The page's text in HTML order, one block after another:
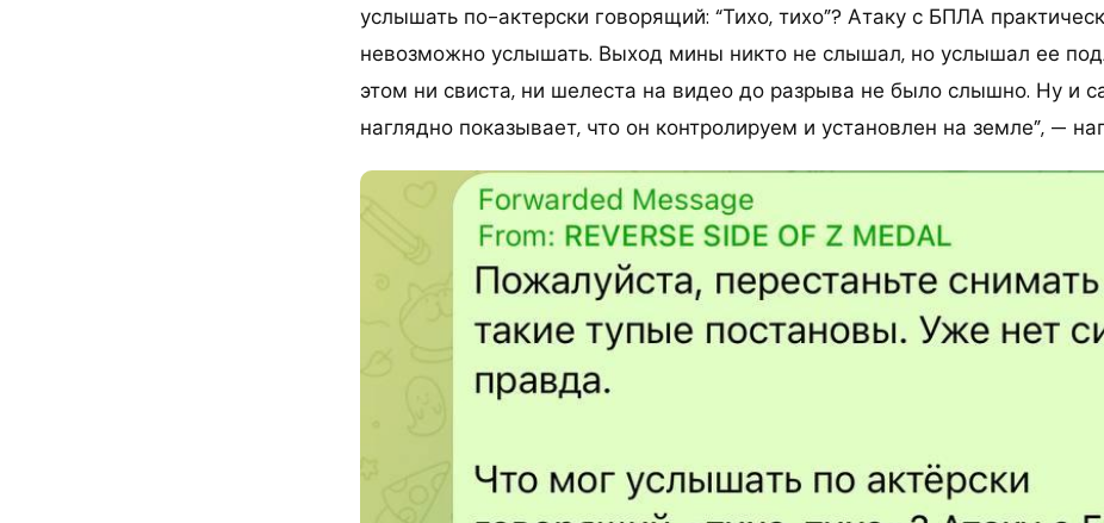
услышать по-актерски говорящий: “Тихо, тихо”? Атаку с БПЛА
невозможно услышать. Выход мины никто не слышал, но услышал ее
этом ни свиста, ни шелеста на видео до разрыва не было слышно. Ну и
наглядно показывает, что он контролируем и установлен на земле”, —